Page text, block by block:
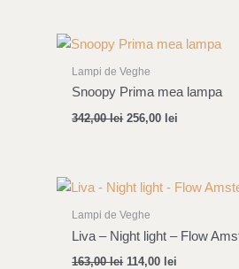
Lampi de Veghe
Snoopy Prima mea lampa
342,00lei
Original
was:
342,00 lei.
256,00 lei
Current
256,00 lei.
Lampi de Veghe
Liva – Night light – Flow
163,00lei
Original
price
was:
114,00 lei
Current